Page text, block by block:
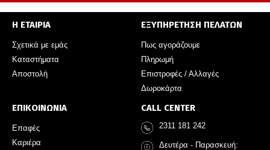
Η ΕΤΑΙΡΙΑ
Σχετικά με εμάς
Καταστήματα
Αποστολή
ΕΞΥΠΗΡΕΤΗΣΗ ΠΕΛΑΤΩΝ
Πως αγοράζουμε
Πληρωμή
Επιστροφές / Αλλαγές
Δωροκάρτα
ΕΠΙΚΟΙΝΩΝΙΑ
Επαφές
Καριέρα
CALL CENTER
2311 181 242
Δευτέρα - Παρασκευή: